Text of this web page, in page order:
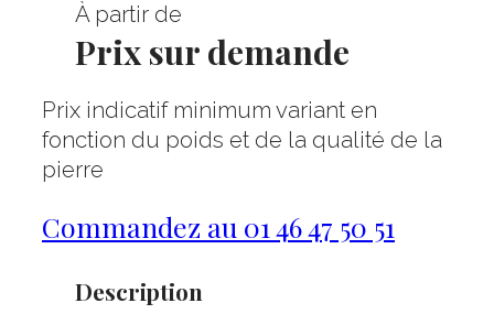
À partir de
Prix sur demande
Prix indicatif minimum variant en
fonction du poids et de la qualité de la
pierre
Commandez au 01 46 47 50 51
Description